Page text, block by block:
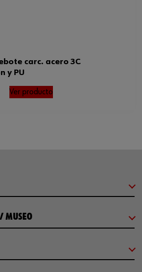
carc. acero 3C
y PU
Ver producto
MUSEO